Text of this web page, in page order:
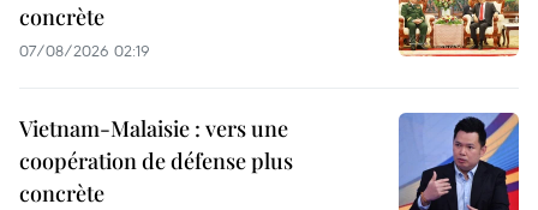
concrète
07/08/2026 02:19
Vietnam-Malaisie : vers une
coopération de défense plus
concrète